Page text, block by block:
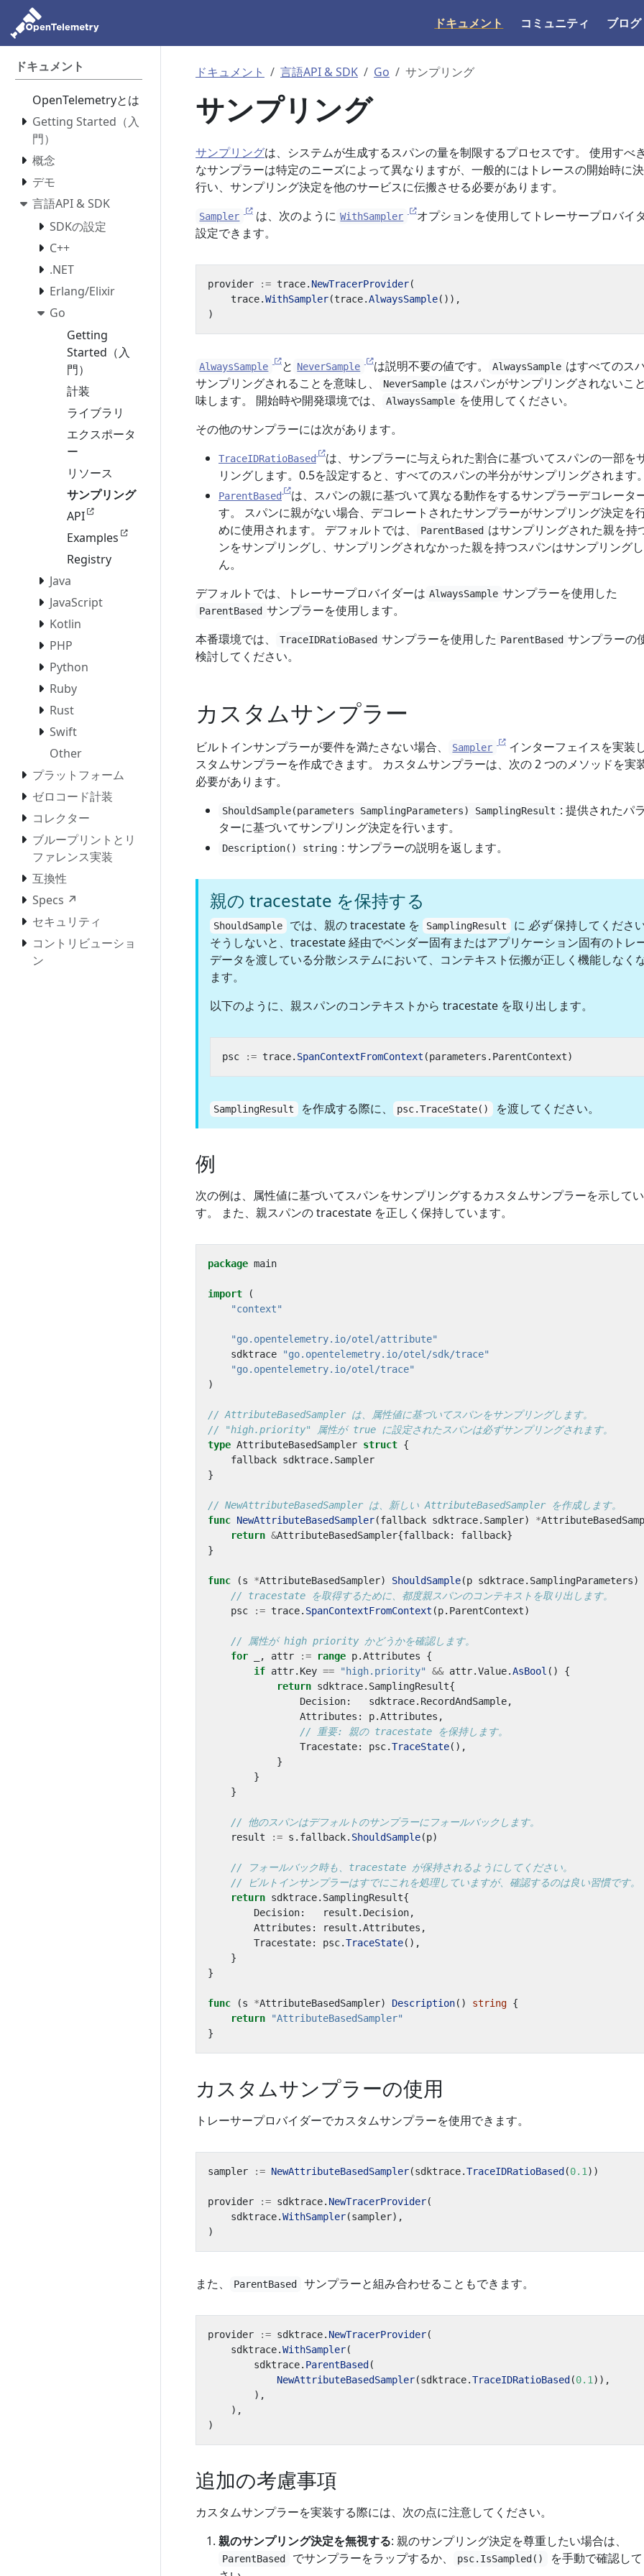
ドキュメント コミュニティ ブログ
ドキュメント
OpenTelemetryとは
Getting Started（入
門）
概念
デモ
言語API & SDK
SDKの設定
C++
.NET
Erlang/Elixir
Go
Getting
Started（入
門）
計装
ライブラリ
エクスポータ
ー
リソース
サンプリング
API
Examples
Registry
Java
JavaScript
Kotlin
PHP
Python
Ruby
Rust
Swift
Other
プラットフォーム
ゼロコード計装
コレクター
ブループリントとリ
ファレンス実装
互換性
Specs ↗
セキュリティ
コントリビューショ
ン
ドキュメント 言語API & SDK Go サンプリング
サンプリング
サンプリングは、システムが生成するスパンの量を制限するプロセスです。 使用すべ
なサンプラーは特定のニーズによって異なりますが、一般的にはトレースの開始時に
行い、サンプリング決定を他のサービスに伝搬させる必要があります。
Sampler は、次のように WithSampler
オプションを使用してトレーサープロバイ
設定できます。
provider := trace. NewTracerProvider(
trace.WithSampler(trace.AlwaysSample()),
)
AlwaysSample と NeverSample は説明不要の値です。 AlwaysSample はすべてのス
サンプリングされることを意味し、
NeverSample はスパンがサンプリングされないこ
味します。 開始時や開発環境では、
AlwaysSample を使用してください。
その他のサンプラーには次があります。
TraceIDRatioBased
は、サンプラーに与えられた割合に基づいてスパンの一部を
リングします。0.5を設定すると、すべてのスパンの半分がサンプリングされます
ParentBased
は、スパンの親に基づいて異なる動作をするサンプラーデコレータ
す。 スパンに親がない場合、デコレートされたサンプラーがサンプリング決定を
めに使用されます。 デフォルトでは、
ParentBased はサンプリングされた親を持
ンをサンプリングし、サンプリングされなかった親を持つスパンはサンプリング
ん。
デフォルトでは、トレーサープロバイダーは AlwaysSample サンプラーを使用した
ParentBased サンプラーを使用します。
本番環境では、
TraceIDRatioBased サンプラーを使用した ParentBased サンプラーの
検討してください。
カスタムサンプラー
ビルトインサンプラーが要件を満たさない場合、 Sampler
インターフェイスを実装
スタムサンプラーを作成できます。 カスタムサンプラーは、次の 2 つのメソッドを実
必要があります。
ShouldSample(parameters SamplingParameters) SamplingResult : 提供されたパ
ターに基づいてサンプリング決定を行います。
Description() string : サンプラーの説明を返します。
親の tracestate を保持する
ShouldSample では、親の tracestate を SamplingResult に 必ず保持してくださ
そうしないと、tracestate 経由でベンダー固有またはアプリケーション固有のトレ
データを渡している分散システムにおいて、コンテキスト伝搬が正しく機能しなく
ます。
以下のように、親スパンのコンテキストから tracestate を取り出します。
psc := trace. SpanContextFromContext (parameters . ParentContext)
SamplingResult を作成する際に、 psc.TraceState() を渡してください。
例
次の例は、属性値に基づいてスパンをサンプリングするカスタムサンプラーを示して
す。 また、親スパンの tracestate を正しく保持しています。
package main
import
(
"context"
"go.opentelemetry.io/otel/attribute"
sdktrace
"go.opentelemetry.io/otel/sdk/trace"
"go.opentelemetry.io/otel/trace"
)
// AttributeBasedSampler は、属性値に基づいてスパンをサンプリングします。
// "high.priority" 属性が true に設定されたスパンは必ずサンプリングされます。
type AttributeBasedSampler struct {
fallback sdktrace. Sampler
}
// NewAttributeBasedSampler は、新しい AttributeBasedSampler を作成します。
func NewAttributeBasedSampler(fallback sdktrace. Sampler) *
return &AttributeBasedSampler{fallback: fallback}
}
func (s *AttributeBasedSampler) ShouldSample(p sdktrace. SamplingParameters)
// tracestate を取得するために、都度親スパンのコンテキストを取り出します。
psc
:= trace. SpanContextFromContext (p. ParentContext)
// 属性が high priority かどうかを確認します。
for
, attr := range p.Attributes
{
if attr. Key == "high.priority" && attr.Value.AsBool ()
{
return sdktrace. SamplingResult{
Decision: sdktrace. RecordAndSample,
Attributes : p.Attributes ,
// 重要: 親の tracestate を保持します。
Tracestate: psc.TraceState(),
}
}
}
// 他のスパンはデフォルトのサンプラーにフォールバックします。
result
:= s . fallback. ShouldSample(p)
// フォールバック時も、tracestate が保持されるようにしてください。
// ビルトインサンプラーはすでにこれを処理していますが、確認するのは良い習慣です。
return sdktrace. SamplingResult{
Decision: result . Decision,
Attributes : result .Attributes ,
Tracestate: psc.TraceState(),
}
}
func (s *AttributeBasedSampler) Description() string {
return
"AttributeBasedSampler"
}
カスタムサンプラーの使用
トレーサープロバイダーでカスタムサンプラーを使用できます。
sampler := NewAttributeBasedSampler(sdktrace.TraceIDRatioBased (0.1 ))
provider := sdktrace. NewTracerProvider(
sdktrace.WithSampler(sampler),
)
また、 ParentBased サンプラーと組み合わせることもできます。
provider := sdktrace. NewTracerProvider(
sdktrace.WithSampler(
sdktrace. ParentBased (
NewAttributeBasedSampler(sdktrace.TraceIDRatioBased (0.1 )),
),
),
)
追加の考慮事項
カスタムサンプラーを実装する際には、次の点に注意してください。
親のサンプリング決定を無視する: 親のサンプリング決定を尊重したい場合は、
ParentBased でサンプラーをラップするか、 psc.IsSampled()
を手動で確認し